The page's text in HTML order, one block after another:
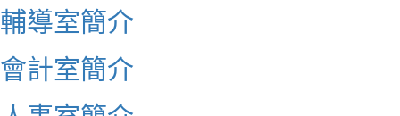
輔導室簡介
會計室簡介